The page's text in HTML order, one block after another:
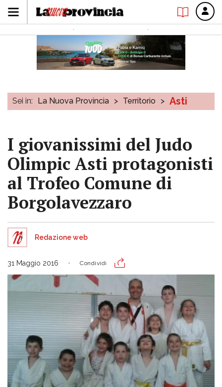
Sei in: La Nuova Provincia > Territorio > Asti
I giovanissimi del Judo
Olimpic Asti protagonisti
al Trofeo Comune di
Borgolavezzaro
Redazione web
31 Maggio 2016 Condividi